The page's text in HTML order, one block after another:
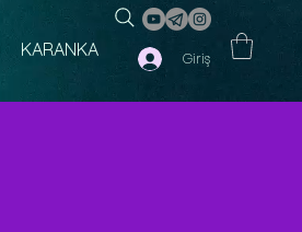
KARANKA Giriş